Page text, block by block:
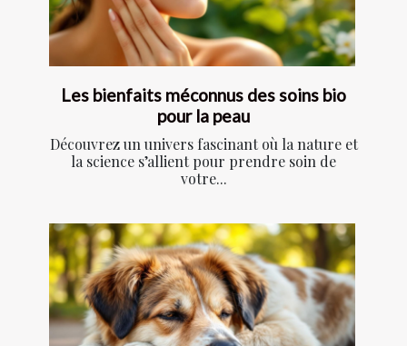
Les bienfaits méconnus des soins bio
pour la peau
Découvrez un univers fascinant où la nature et
la science s’allient pour prendre soin de
votre...